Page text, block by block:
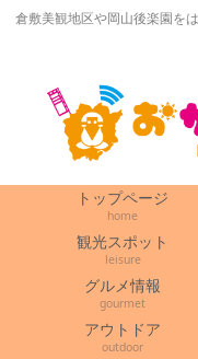
倉敷美観地区や岡山後楽園を
トップページ
home
観光スポット
leisure
グルメ情報
gourmet
アウトドア
outdoor